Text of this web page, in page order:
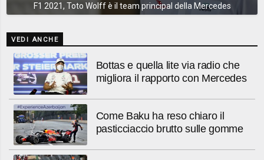
F1 2021, Toto Wolff è il team principal della Mercedes
VEDI ANCHE
Bottas e quella lite via radio che
migliora il rapporto con Mercedes
Come Baku ha reso chiaro il
pasticciaccio brutto sulle gomme